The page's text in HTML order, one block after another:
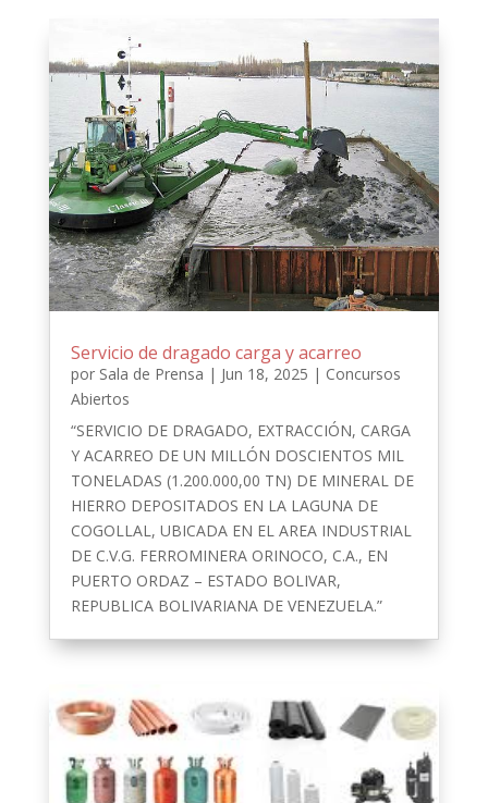
Servicio de dragado carga y acarreo
por Sala de Prensa | Jun 18, 2025 | Concursos
Abiertos
“SERVICIO DE DRAGADO, EXTRACCIÓN, CARGA
Y ACARREO DE UN MILLÓN DOSCIENTOS MIL
TONELADAS (1.200.000,00 TN) DE MINERAL DE
HIERRO DEPOSITADOS EN LA LAGUNA DE
COGOLLAL, UBICADA EN EL AREA INDUSTRIAL
DE C.V.G. FERROMINERA ORINOCO, C.A., EN
PUERTO ORDAZ – ESTADO BOLIVAR,
REPUBLICA BOLIVARIANA DE VENEZUELA.”